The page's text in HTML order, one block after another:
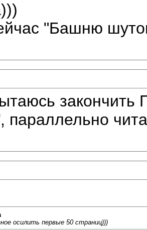
"Башню
закончить
параллельно
осилить первые 50 страниц)))